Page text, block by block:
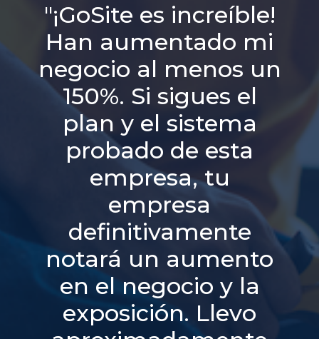
"¡GoSite es increíble!
Han aumentado mi
negocio al menos un
150%. Si sigues el
plan y el sistema
probado de esta
empresa, tu
empresa
definitivamente
notará un aumento
en el negocio y la
exposición. Llevo